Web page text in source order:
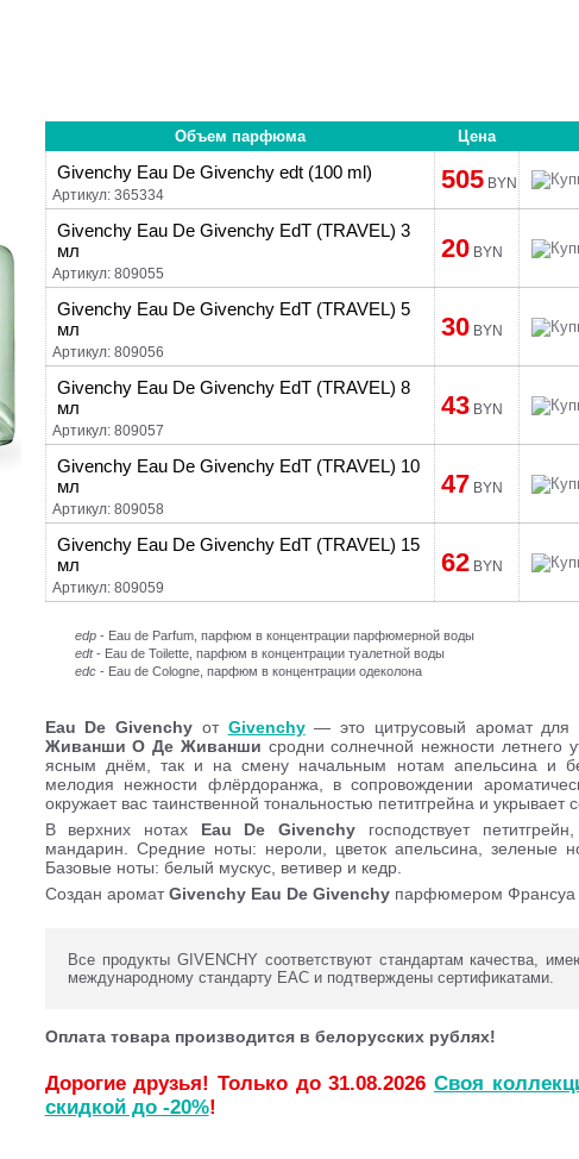
Объем парфюма Цена
Givenchy Eau De Givenchy edt (100 ml)
Артикул: 365334
505 BYN
Givenchy Eau De Givenchy EdT (TRAVEL) 3
мл
Артикул: 809055
20 BYN
Givenchy Eau De Givenchy EdT (TRAVEL) 5
мл
Артикул: 809056
30 BYN
Givenchy Eau De Givenchy EdT (TRAVEL) 8
мл
Артикул: 809057
43 BYN
Givenchy Eau De Givenchy EdT (TRAVEL) 10
мл
Артикул: 809058
47 BYN
Givenchy Eau De Givenchy EdT (TRAVEL) 15
мл
Артикул: 809059
62 BYN
edp- Eau de Parfum, парфюм в концентрации парфюмерной воды
edt- Eau de Toilette, парфюм в концентрации туалетной воды
edc- Eau de Cologne, парфюм в концентрации одеколона
Eau De Givenchy от Givenchy— это цитрусовый аромат для
Живанши О Де Живанши сродни солнечной нежности летнего
ясным днём, так и на смену начальным нотам апельсина и
мелодия нежности флёрдоранжа, в сопровождении
окружает вас таинственной тональностью петитгрейна и укрывает
В верхних нотах Eau De Givenchy господствует
мандарин. Средние ноты: нероли, цветок апельсина, зеленые
Базовые ноты: белый мускус, ветивер и кедр.
Создан ароматGivenchy Eau De Givenchyпарфюмером Франсуа
Все продукты GIVENCHY соответствуют стандартам качества,
международному стандарту ЕАС и подтверждены сертификатами.
Оплата товара производится в белорусских рублях!
Дорогие друзья! Только до 31.08.2026 Своя
скидкой до -20%!